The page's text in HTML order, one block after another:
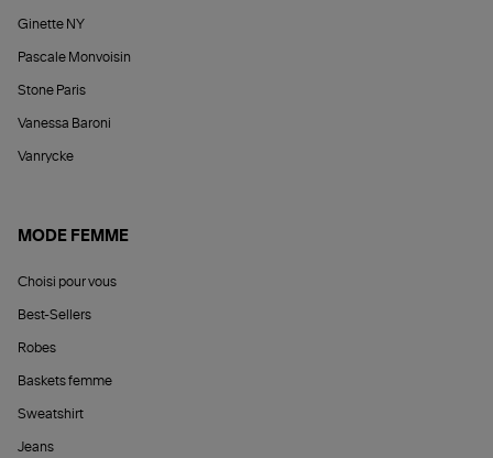
Ginette NY
Pascale Monvoisin
Stone Paris
Vanessa Baroni
Vanrycke
MODE FEMME
Choisi pour vous
Best-Sellers
Robes
Baskets femme
Sweatshirt
Jeans